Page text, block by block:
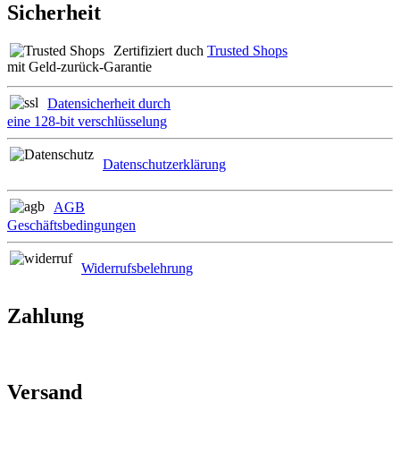
Sicherheit
Zertifiziert duch Trusted Shops
mit Geld-zurück-Garantie
Datensicherheit durch
eine 128-bit verschlüsselung
Datenschutzerklärung
AGB
Geschäftsbedingungen
Widerrufsbelehrung
Zahlung
Versand